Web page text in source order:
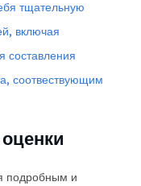
тщательную
включая
составления
соотвествующим
подробным и